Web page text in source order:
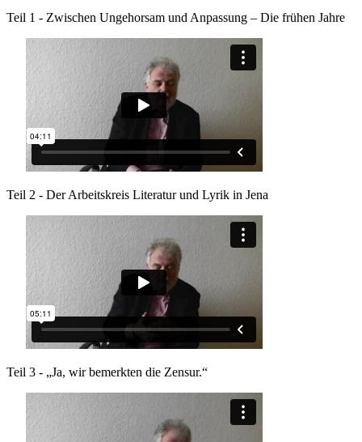
Teil 1 - Zwischen Ungehorsam und Anpassung – Die frühen Jahre
Teil 2 - Der Arbeitskreis Literatur und Lyrik in Jena
Teil 3 - „Ja, wir bemerkten die Zensur.“